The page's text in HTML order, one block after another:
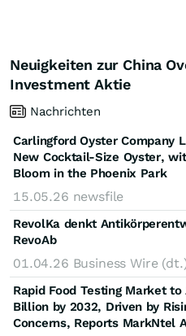
Neuigkeiten zur China
Investment Aktie
Nachrichten
Carlingford Oyster Company
New Cocktail-Size Oyster,
Bloom in the Phoenix Park
15.05.26 newsfile
RevolKa denkt
RevoAb
01.04.26 Business Wire
Rapid Food Testing Market
Billion by 2032, Driven by
Concerns, Reports MarkNtel